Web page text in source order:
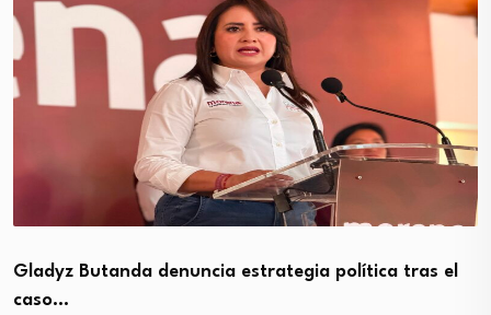
Gladyz Butanda denuncia estrategia política tras el
caso…